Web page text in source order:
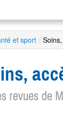
et sport /
revues de